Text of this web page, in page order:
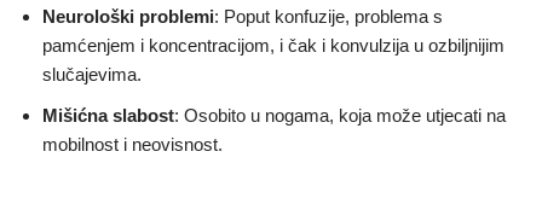
Neurološki problemi: Poput konfuzije, problema s
pamćenjem i koncentracijom, i čak i konvulzija u ozbiljnijim
slučajevima.
Mišićna slabost: Osobito u nogama, koja može utjecati na
mobilnost i neovisnost.